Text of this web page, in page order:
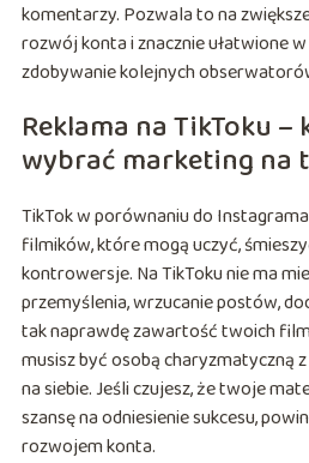
komentarzy. Pozwala to na
rozwój konta i znacznie ułatwione
zdobywanie kolejnych
Reklama na TikToku
wybrać marketing na
TikTok w porównaniu do
filmików, które mogą uczyć,
kontrowersje. Na TikToku nie ma
przemyślenia, wrzucanie postów,
tak naprawdę zawartość twoich
musisz być osobą charyzmatyczną
na siebie. Jeśli czujesz, że twoje
szansę na odniesienie sukcesu,
rozwojem konta.